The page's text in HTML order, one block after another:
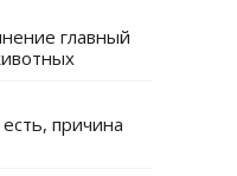
главный
причина